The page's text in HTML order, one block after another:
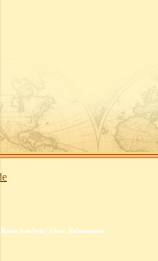
Reise buchen| Über Reiseoasen